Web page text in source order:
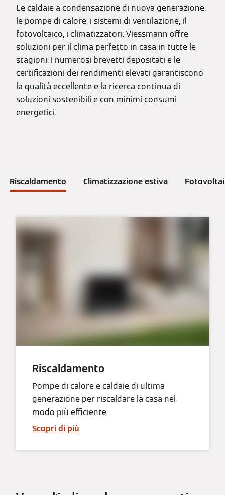
Le caldaie a condensazione di nuova generazione,
le pompe di calore, i sistemi di ventilazione, il
fotovoltaico, i climatizzatori: Viessmann offre
soluzioni per il clima perfetto in casa in tutte le
stagioni. I numerosi brevetti depositati e le
certificazioni dei rendimenti elevati garantiscono
la qualità eccellente e la ricerca continua di
soluzioni sostenibili e con minimi consumi
energetici.
Riscaldamento Climatizzazione estiva
Riscaldamento
Pompe di calore e caldaie di ultima
generazione per riscaldare la casa nel
modo più efficiente
Scopri di più